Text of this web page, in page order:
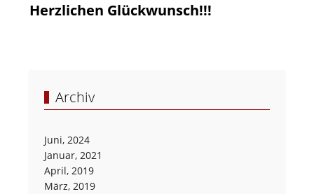
Herzlichen Glückwunsch!!!
Archiv
Juni, 2024
Januar, 2021
April, 2019
März, 2019